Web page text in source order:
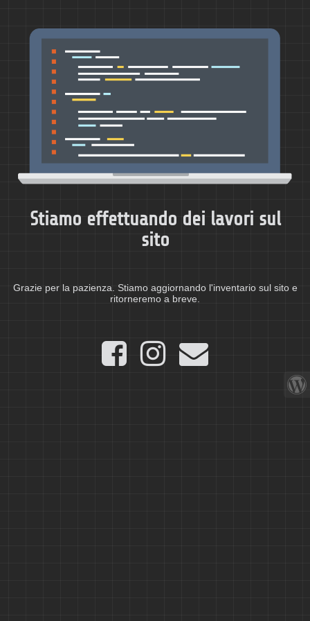
Stiamo effettuando dei lavori sul
sito
Grazie per la pazienza. Stiamo aggiornando l'inventario sul sito e
ritorneremo a breve.